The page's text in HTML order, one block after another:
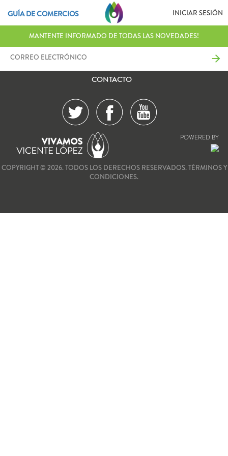
GUÍA DE COMERCIOS INICIAR SESIÓN
MANTENTE INFORMADO DE TODAS LAS NOVEDADES!
CONTACTO
POWERED BY
COPYRIGHT © 2026. TODOS LOS DERECHOS RESERVADOS. TÉRMINOS Y
CONDICIONES.